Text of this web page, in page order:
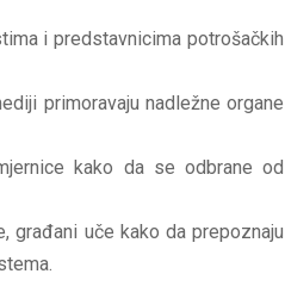
i predstavnicima potrošačkih
primoravaju nadležne organe
kako da se odbrane od
građani uče kako da prepoznaju